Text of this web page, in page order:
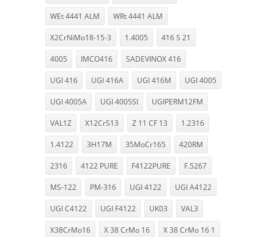
WEt 4441 ALM WRt 4441 ALM
X2CrNiMo18-15-3 1.4005 416 S 21
4005 IMCO416 SADEVINOX 416
UGI 416 UGI 416A UGI 416M UGI 4005
UGI 4005A UGI 4005SI UGIPERM12FM
VAL1Z X12CrS13 Z 11 CF 13 1.2316
1.4122 3H17M 35MoCr165 420RM
2316 4122 PURE F4122PURE F.5267
MS-122 PM-316 UGI 4122 UGI A4122
UGI C4122 UGI F4122 UK03 VAL3
X38CrMo16 X 38 CrMo 16 X 38 CrMo 16 1